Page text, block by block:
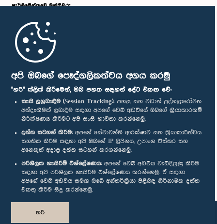
අපි ඔබගේ පෞද්ගලිකත්වය අගය කරමු
"හරි" ක්ලික් කිරීමෙන්, ඔබ පහත සඳහන් දේට එකඟ වේ:
සැසි ලුහුබැඳීම (Session Tracking): පහසු සහ වඩාත් පුද්ගලාරෝපිත
අත්දැකීමක් ලබාදීම සඳහා අපගේ වෙබ් අඩවියේ ඔබගේ ක්‍රියාකාරකම්
නිරීක්ෂණය කිරීමට අපි සැසි භාවිතා කරන්නෙමු.
දත්ත සටහන් කිරීම: අපගේ සේවාවන්හි ආරක්ෂාව සහ ක්‍රියාකාරීත්වය
සහතික කිරීම සඳහා අපි ඔබගේ IP ලිපිනය, උපාංග විස්තර සහ
අනෙකුත් අදාළ දත්ත සටහන් කරගන්නෙමු.
පරිශීලක හැසිරීම් විශ්ලේෂණය: අපගේ වෙබ් අඩවිය වැඩිදියුණු කිරීම
සඳහා අපි පරිශීලක හැසිරීම විශ්ලේෂණය කරන්නෙමු. ඒ සඳහා
අපගේ වෙබ් අඩවිය සමඟ ඔබේ අන්තර්ක්‍රියා පිළිබඳ නිර්නාමික දත්ත
එකතු කිරීම සිදු කරන්නෙමු.
හරි
පාර්ලි‌මේන්තුවේ මන්ත්‍රීවරු
මුල් පිටුව
පාර්ලිමේන්තු ජංගම යෙදුම
අප හා සම්බන්ධ වී සිටින්න :
සම්මාන
පෞද්ගලිකත්ව ප්‍රතිපත්තිය